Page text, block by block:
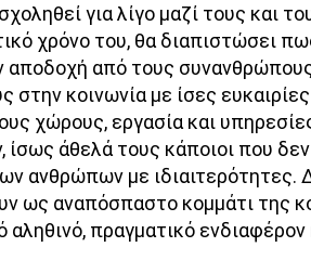
για λίγο μαζί τους και
χρόνο του, θα διαπιστώσει
από τους συνανθρώπους
κοινωνία με ίσες
χώρους, εργασία και
ίσως άθελά τους κάποιοι που
ανθρώπων με ιδιαιτερότητες.
ως αναπόσπαστο κομμάτι της
αληθινό, πραγματικό